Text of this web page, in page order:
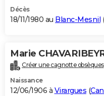
Décès
18/11/1980 au Blanc-Mesnil (
Marie
Créer une cagnotte obsèques
Naissance
12/06/1906 à Virargues (